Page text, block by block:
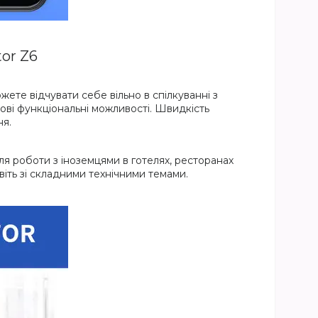
Z6
відчувати себе вільно в спілкуванні з
функціональні можливості. Швидкість
роботи з іноземцями в готелях, ресторанах
зі складними технічними темами.